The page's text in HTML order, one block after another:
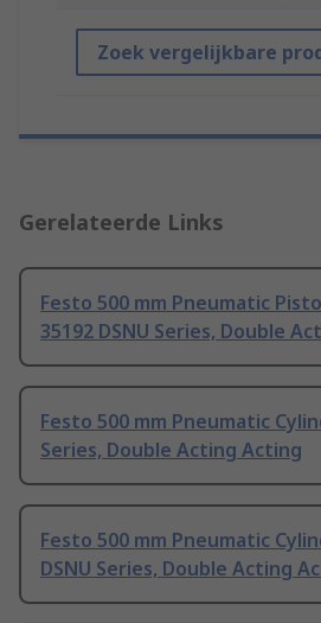
Zoek vergelijkbare
Gerelateerde Links
Festo 500 mm Pneumatic
35192 DSNU Series, Double
Festo 500 mm Pneumatic
Series, Double Acting Acting
Festo 500 mm Pneumatic
DSNU Series, Double Acting